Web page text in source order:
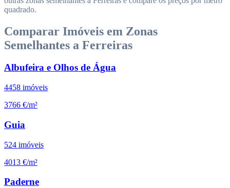
quadrado.
Comparar Imóveis em Zonas
Semelhantes a Ferreiras
Albufeira e Olhos de Água
4458 imóveis
3766 €/m²
Guia
524 imóveis
4013 €/m²
Paderne